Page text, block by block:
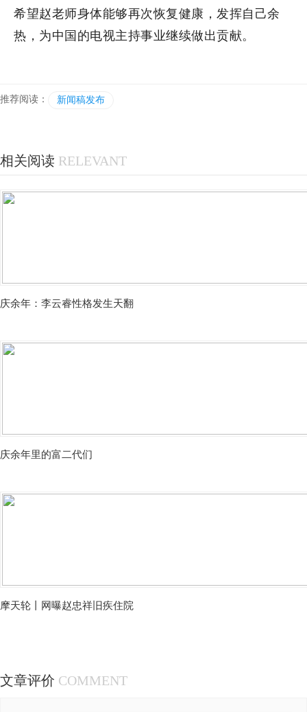
希望赵老师身体能够再次恢复健康，发挥自己余
热，为中国的电视主持事业继续做出贡献。
推荐阅读： 新闻稿发布
相关阅读 RELEVANT
庆余年：李云睿性格发生天翻
庆余年里的富二代们
摩天轮丨网曝赵忠祥旧疾住院
文章评价 COMMENT